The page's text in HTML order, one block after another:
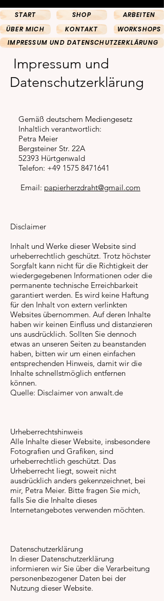
ÜBER MICH
SHOP
ARBEITEN
WORKSHOPS
KONTAKT
IMPRESSUM UND DATENSCHUTZERKLÄRUNG
START
Impressum und
Datenschutzerklärung
Gemäß deutschem Mediengesetz
Inhaltlich verantwortlich:
Petra Meier
Bergsteiner Str. 22A
52393 Hürtgenwald
Telefon: +49 1575 8471641
Email: papierherzdraht@gmail.com
Disclaimer
Inhalt und Werke dieser Website sind
urheberrechtlich geschützt. Trotz höchster
Sorgfalt kann nicht für die Richtigkeit der
wiedergegebenen Informationen oder die
permanente technische Erreichbarkeit
garantiert werden. Es wird keine Haftung
für den Inhalt von extern verlinkten
Websites übernommen. Auf deren Inhalte
haben wir keinen Einfluss und distanzieren
uns ausdrücklich. Sollten Sie dennoch
etwas an unseren Seiten zu beanstanden
haben, bitten wir um einen einfachen
entsprechenden Hinweis, damit wir die
Inhalte schnellstmöglich entfernen
können.
Quelle: Disclaimer von anwalt.de
Urheberrechtshinweis
Alle Inhalte dieser Website, insbesondere
Fotografien und Grafiken, sind
urheberrechtlich geschützt. Das
Urheberrecht liegt, soweit nicht
ausdrücklich anders gekennzeichnet, bei
mir, Petra Meier. Bitte fragen Sie mich,
falls Sie die Inhalte dieses
Internetangebotes verwenden möchten.
Datenschutzerklärung
In dieser Datenschutzerklärung
informieren wir Sie über die Verarbeitung
personenbezogener Daten bei der
Nutzung dieser Website.